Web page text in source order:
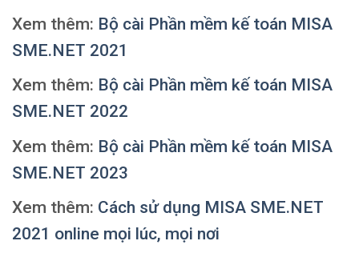
Xem thêm: Bộ cài Phần mềm kế toán MISA
SME.NET 2021
Xem thêm: Bộ cài Phần mềm kế toán MISA
SME.NET 2022
Xem thêm: Bộ cài Phần mềm kế toán MISA
SME.NET 2023
Xem thêm: Cách sử dụng MISA SME.NET
2021 online mọi lúc, mọi nơi